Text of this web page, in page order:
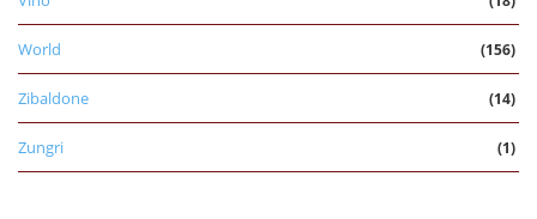
World (156)
Zibaldone (14)
Zungri (1)